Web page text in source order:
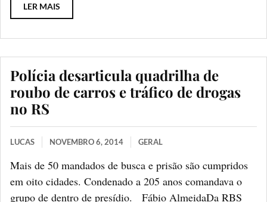
LER MAIS
Polícia desarticula quadrilha de
roubo de carros e tráfico de drogas
no RS
LUCAS NOVEMBRO 6, 2014 GERAL
Mais de 50 mandados de busca e prisão são cumpridos
em oito cidades. Condenado a 205 anos comandava o
grupo de dentro de presídio. Fábio AlmeidaDa RBS